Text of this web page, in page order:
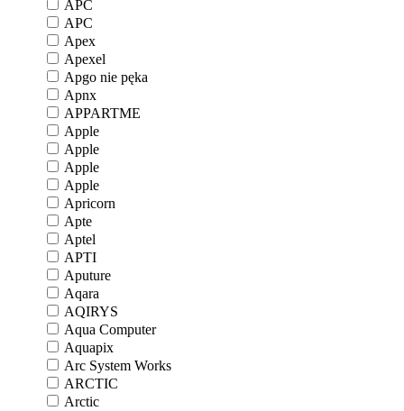
APC
APC
Apex
Apexel
Apgo nie pęka
Apnx
APPARTME
Apple
Apple
Apple
Apple
Apricorn
Apte
Aptel
APTI
Aputure
Aqara
AQIRYS
Aqua Computer
Aquapix
Arc System Works
ARCTIC
Arctic